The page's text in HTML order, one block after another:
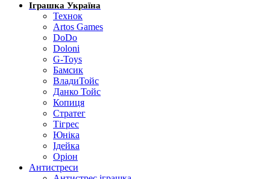
Іграшка Україна
Технок
Artos Games
DoDo
Doloni
G-Toys
Бамсик
ВладиТойс
Данко Тойс
Копиця
Стратег
Тігрес
Юніка
Ідейка
Оріон
Антистреси